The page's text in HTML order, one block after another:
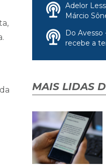
Adelor
Márcio
Do Avesso
recebe a
MAIS LIDAS